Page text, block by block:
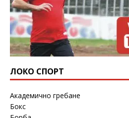
ЛОКО СПОРТ
Академично гребане
Бокс